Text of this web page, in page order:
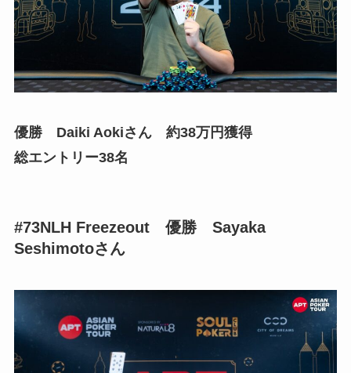
優勝 Daiki Aokiさん 約38万円獲得
総エントリー38名
#73NLH Freezeout 優勝 Sayaka
Seshimotoさん